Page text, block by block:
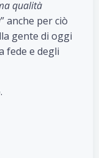
qualità
” anche per ciò
gente di oggi
fede e degli